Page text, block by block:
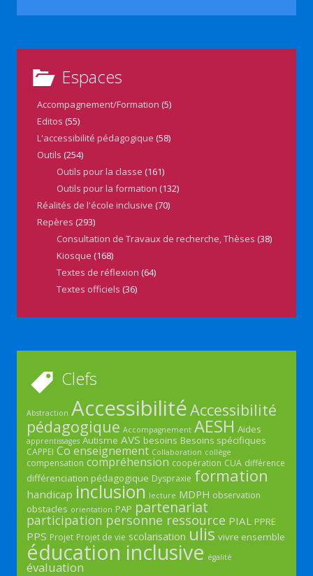
Espaces
Accompagnement/Formation (5)
Editos (55)
L'accessibilité pédagogique (58)
Outils (254)
Outils pour la classe (161)
Outils pour la formation (132)
Réalités de l'école inclusive (70)
Repères (293)
Consultation de Travaux de recherche, Thèses (38)
Kiosque (168)
Textes de réflexion (64)
Textes officiels (36)
Clefs
Abstraction AccessibilitéAccessibilité
pédagogique Accompagnement AESH Aides
apprentissages Autisme AVS besoins Besoins spécifiques
CAPPEI Co enseignement Collaboration collège
compensation compréhension coopération CUA différence
différenciation pédagogique Dyspraxie formation
handicap inclusion lecture MDPH observation
obstacles orientation PAP partenariat
participation personne ressource PIAL PPRE
PPS Projet Projet de vie scolarisation ulis vivre ensemble
éducation inclusive égalité
évaluation